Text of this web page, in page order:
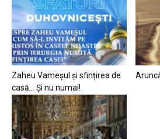
Zaheu Vameșul și sfințirea de
casă… Și nu numai!